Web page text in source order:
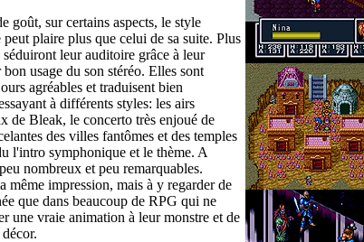
goût, sur certains aspects, le style
plaire plus que celui de sa suite. Plus
leur auditoire grâce à leur
usage du son stéréo. Elles sont
agréables et traduisent bien
à différents styles: les airs
de Bleak, le concerto très enjoué de
des villes fantômes et des temples
l'intro symphonique et le thème. A
nombreux et peu remarquables.
même impression, mais à y regarder de
que dans beaucoup de RPG qui ne
une vraie animation à leur monstre et de